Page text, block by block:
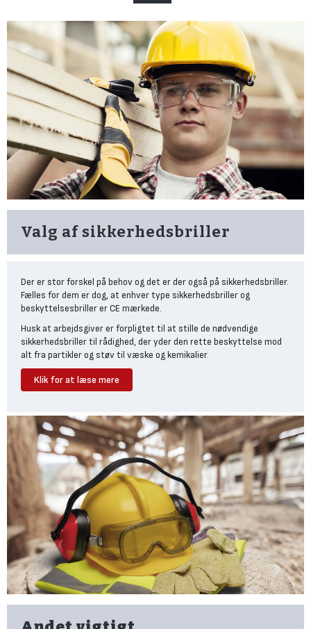
Valg af sikkerhedsbriller
Der er stor forskel på behov og det er der også på sikkerhedsbriller.
Fælles for dem er dog, at enhver type sikkerhedsbriller og
beskyttelsesbriller er CE mærkede.
Husk at arbejdsgiver er forpligtet til at stille de nødvendige
sikkerhedsbriller til rådighed, der yder den rette beskyttelse mod
alt fra partikler og støv til væske og kemikalier.
Hvad er EN166
sikkerhedsbriller og beskyttelsesbriller for at kunne opnå
betegnelse som godkendt øjenværn, der kan anvendes ved byggeri.
I forbindelse med EN 166 benyttes EN 167 og 168, der beskriver de
testmetoder, som brillerne skal overholde for at opnå
sikkerhedsstandarden EN 166.
Vil du være sikker på at de briller du benytter på arbejdspladsen er
godkendte, skal du kontrollere at de overholder EN166. Laver du
svejsearbejde skal du også være opmærksom på mærkning med
EN169.
Hvilken type sikkerhedsbriller
skal du vælge?
Øjnene er blandt kroppens absolut mest sårbare områder, og
derfor er det afgørende at bruge den rette beskyttelse i forhold til
Klik for at læse mere